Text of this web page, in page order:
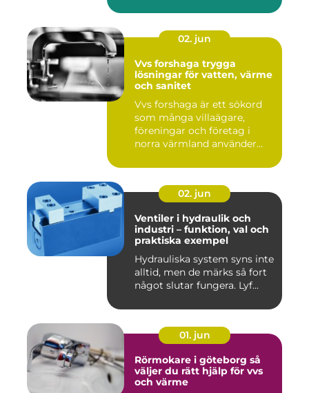
02. jun
Vvs forshaga trygga
lösningar för vatten, värme
och sanitet
Vvs forshaga är ett sökord
som många villaägare,
föreningar och företag i
norra värmland använder
02. jun
Ventiler i hydraulik och
industri – funktion, val och
praktiska exempel
Hydrauliska system syns inte
alltid, men de märks så fort
något slutar fungera. Lyf...
01. jun
Rörmokare i göteborg så
väljer du rätt hjälp för vvs
och värme